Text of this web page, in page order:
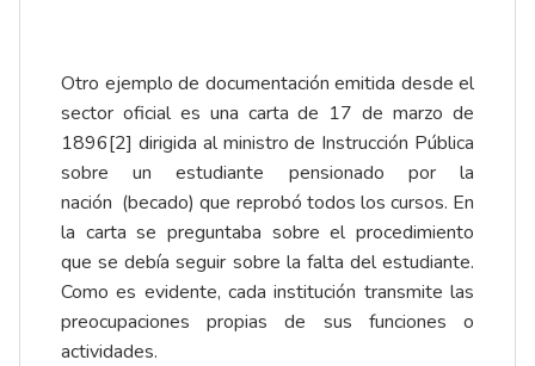
Otro ejemplo de documentación emitida desde el
sector oficial es una carta de 17 de marzo de
1896[2] dirigida al ministro de Instrucción Pública
sobre un estudiante pensionado por la
nación (becado) que reprobó todos los cursos. En
la carta se preguntaba sobre el procedimiento
que se debía seguir sobre la falta del estudiante.
Como es evidente, cada institución transmite las
preocupaciones propias de sus funciones o
actividades.